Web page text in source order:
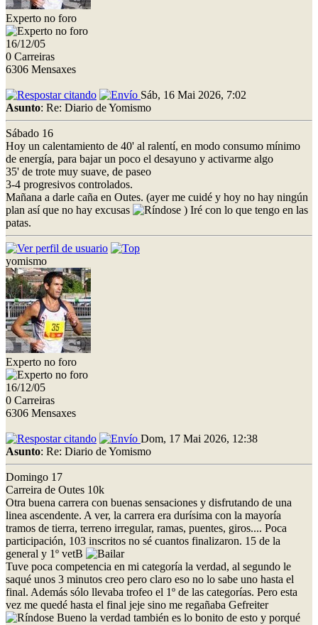
Experto no foro
16/12/05
0 Carreiras
6306 Mensaxes
Sáb, 16 Mai 2026, 7:02
Asunto: Re: Diario de Yomismo
Sábado 16
Hoy un calentamiento de 40' al ralentí, en modo consumo mínimo
de energía, para bajar un poco el desayuno y activarme algo
35' de trote muy suave, de paseo
3-4 progresivos controlados.
Mañana a darle caña en Outes. (ayer me cuidé y hoy no hay ningún
plan así que no hay excusas
) Iré con lo que tengo en las
patas.
yomismo
Experto no foro
16/12/05
0 Carreiras
6306 Mensaxes
Dom, 17 Mai 2026, 12:38
Asunto: Re: Diario de Yomismo
Domingo 17
Carreira de Outes 10k
Otra buena carrera con buenas sensaciones y disfrutando de una
linea ascendente. A ver, la carrera era durísima con la mayoría
tramos de tierra, terreno irregular, ramas, puentes, giros.... Poca
participación, 103 inscritos no sé cuantos finalizaron. 15 de la
general y 1º vetB
Tuve poca competencia en mi categoría la verdad, al segundo le
saqué unos 3 minutos creo pero claro eso no lo sabe uno hasta el
final. Además sólo llevaba trofeo el 1º de las categorías. Pero esta
vez me quedé hasta el final jeje sino me regañaba Gefreiter
Bueno la verdad también es lo bonito de esto y porqué